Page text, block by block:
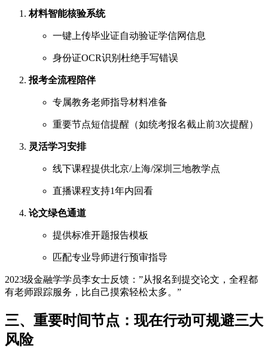
材料智能核验系统
一键上传毕业证自动验证学信网信息
身份证OCR识别杜绝手写错误
报考全流程陪伴
专属教务老师指导材料准备
重要节点短信提醒（如统考报名截止前3次提醒）
灵活学习安排
线下课程提供北京/上海/深圳三地教学点
直播课程支持1年内回看
论文绿色通道
提供标准开题报告模板
匹配专业导师进行预审指导
2023级金融学学员李女士反馈：”从报名到提交论文，全程都
有老师跟踪服务，比自己摸索轻松太多。”
三、重要时间节点：现在行动可规避三大
风险